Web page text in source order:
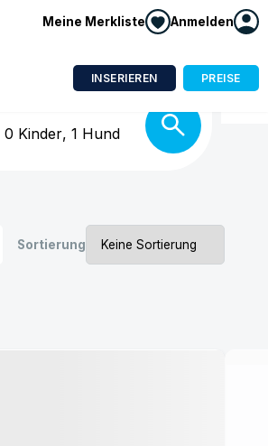
Meine Merkliste Anmelden
INSERIEREN PREISE
0 Kinder, 1 Hund
Sortierung